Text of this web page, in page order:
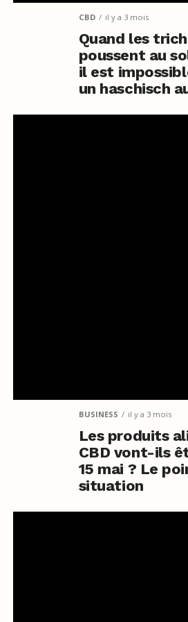
CBD il y a 3 mois
Quand les
poussent au
il est
un haschisch
BUSINESS il y a 3 mois
Les produits
CBD vont-ils
15 mai ? Le
situation